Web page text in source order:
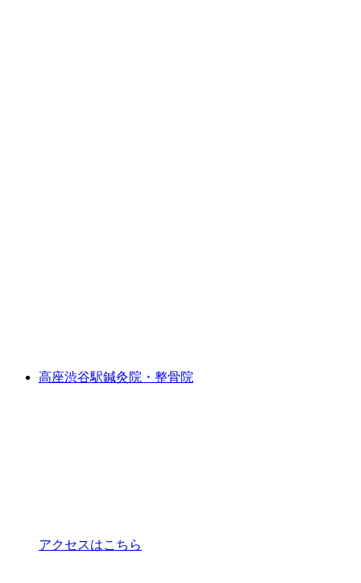
高座渋谷駅鍼灸院・整骨院
アクセスはこちら